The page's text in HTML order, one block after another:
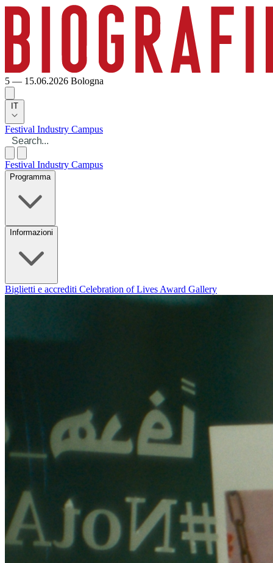
5 — 15.06.2026 Bologna
IT
Festival Industry Campus
Festival Industry Campus
Programma
Informazioni
Biglietti e accrediti Celebration of Lives Award Gallery